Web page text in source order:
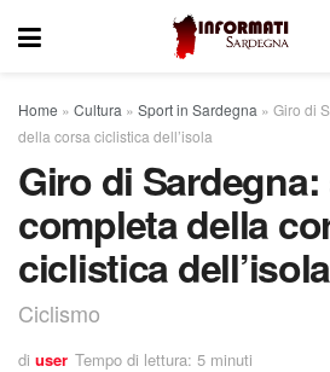
Home » Cultura » Sport in Sardegna » Giro di
della corsa ciclistica dell’isola
Giro di
completa della
ciclistica dell’isola
Ciclismo
di user Tempo di lettura: 5 minuti